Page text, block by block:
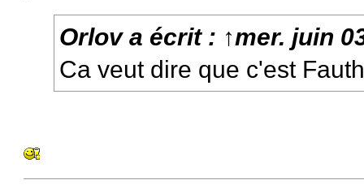
Orlova écrit : ↑mer. juin
Ca veut dire que c'est